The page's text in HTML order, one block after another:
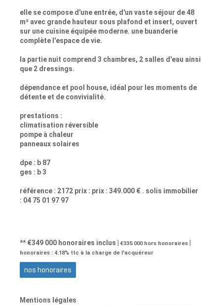
elle se compose d'une entrée, d'un vaste séjour de 48
m² avec grande hauteur sous plafond et insert, ouvert
sur une cuisine équipée moderne. une buanderie
complète l'espace de vie.
la partie nuit comprend 3 chambres, 2 salles d'eau ainsi
que 2 dressings.
dépendance et pool house, idéal pour les moments de
détente et de convivialité.
prestations :
climatisation réversible
pompe à chaleur
panneaux solaires
dpe : b 87
ges : b 3
référence : 2172 prix : prix : 349.000 € . solis immobilier
: 04 75 01 97 97
** €349 000 honoraires inclus €335 000 hors honoraires
honoraires : 4.18% ttc à la charge de l'acquéreur
nos honoraires
Mentions légales